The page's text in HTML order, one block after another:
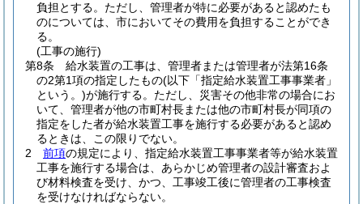
負担とする。 ただし、管理者が特に必要があると認めたも
のについては、市においてその費用を負担することができ
る。
(工事の施行)
第8条
給水装置の工事は、管理者または管理者が法第16条
の2第1項の指定したもの(以下「指定給水装置工事事業者」
という。)が施行する。 ただし、災害その他非常の場合にお
いて、管理者が他の市町村長または他の市町村長が同項の
指定をした者が給水装置工事を施行する必要があると認め
るときは、この限りでない。
2
前項の規定により、指定給水装置工事事業者等が給水装置
工事を施行する場合は、あらかじめ管理者の設計審査およ
び材料検査を受け、かつ、工事竣工後に管理者の工事検査
を受けなければならない。